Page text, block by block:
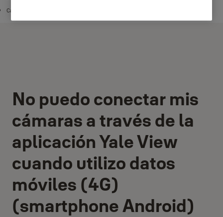
Cámaras inteligentes para exteriores - Sistema con cable
No puedo conectar mis
cámaras a través de la
aplicación Yale View
cuando utilizo datos
móviles (4G)
(smartphone Android)